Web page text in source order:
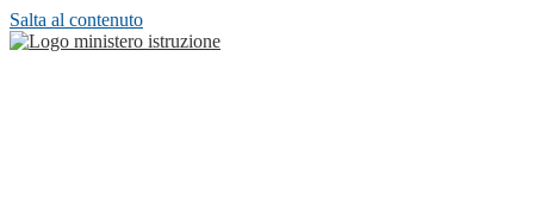
Salta al contenuto